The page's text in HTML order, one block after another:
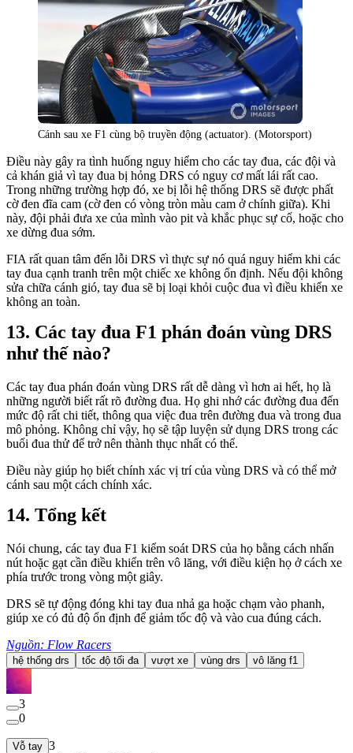
Cánh sau xe F1 cùng bộ truyền động (actuator). (Motorsport)
Điều này gây ra tình huống nguy hiểm cho các tay đua, các đội và
cả khán giả vì tay đua bị hỏng DRS có nguy cơ mất lái rất cao.
Trong những trường hợp đó, xe bị lỗi hệ thống DRS sẽ được phất
cờ đen đĩa cam (cờ đen có vòng tròn màu cam ở chính giữa). Khi
này, đội phải đưa xe của mình vào pit và khắc phục sự cố, hoặc cho
xe dừng đua sớm.
FIA rất quan tâm đến lỗi DRS vì thực sự nó quá nguy hiểm khi các
tay đua cạnh tranh trên một chiếc xe không ổn định. Nếu đội không
sửa chữa cánh gió, tay đua sẽ bị loại khỏi cuộc đua vì điều khiển xe
không an toàn.
Các tay đua F1 phán đoán vùng DRS
như thế nào?
Các tay đua phán đoán vùng DRS rất dễ dàng vì hơn ai hết, họ là
những người biết rất rõ đường đua. Họ ghi nhớ các đường đua đến
mức độ rất chi tiết, thông qua việc đua trên đường đua và trong đua
mô phỏng. Không chỉ vậy, họ sẽ tập luyện sử dụng DRS trong các
buổi đua thử để trở nên thành thục nhất có thể.
Điều này giúp họ biết chính xác vị trí của vùng DRS và có thể mở
cánh sau một cách chính xác.
Tổng kết
Nói chung, các tay đua F1 kiểm soát DRS của họ bằng cách nhấn
nút hoặc gạt cần điều khiển trên vô lăng, với điều kiện họ ở cách xe
phía trước trong vòng một giây.
DRS sẽ tự động đóng khi tay đua nhả ga hoặc chạm vào phanh,
giúp xe có đủ độ ổn định để giảm tốc độ và vào cua đúng cách.
Nguồn: Flow Racers
hệ thống drs tốc độ tối đa vượt xe vùng drs vô lăng f1
3
0
Vỗ tay 3